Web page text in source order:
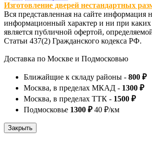
Изготовление дверей нестандартных
Вся представленная на сайте информация
информационный характер и ни при каких
является публичной офертой,
Статьи 437(2) Гражданского кодекса РФ.
Доставка по Москве и Подмосковью
Ближайщие к складу районы - 800 ₽
Москва, в пределах МКАД - 1300 ₽
Москва, в пределах ТТК - 1500 ₽
Подмосковье 1300 ₽40 ₽/км